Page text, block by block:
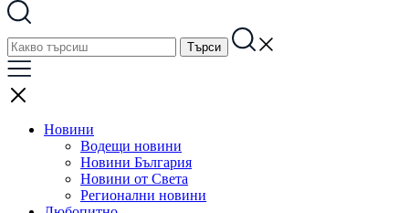
Новини
Водещи новини
Новини България
Новини от Света
Регионални новини